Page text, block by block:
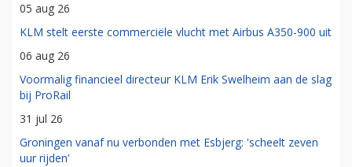
05 aug 26
KLM stelt eerste commerciële vlucht met Airbus A350-900 uit
06 aug 26
Voormalig financieel directeur KLM Erik Swelheim aan de slag
bij ProRail
31 jul 26
Groningen vanaf nu verbonden met Esbjerg: 'scheelt zeven
uur rijden'